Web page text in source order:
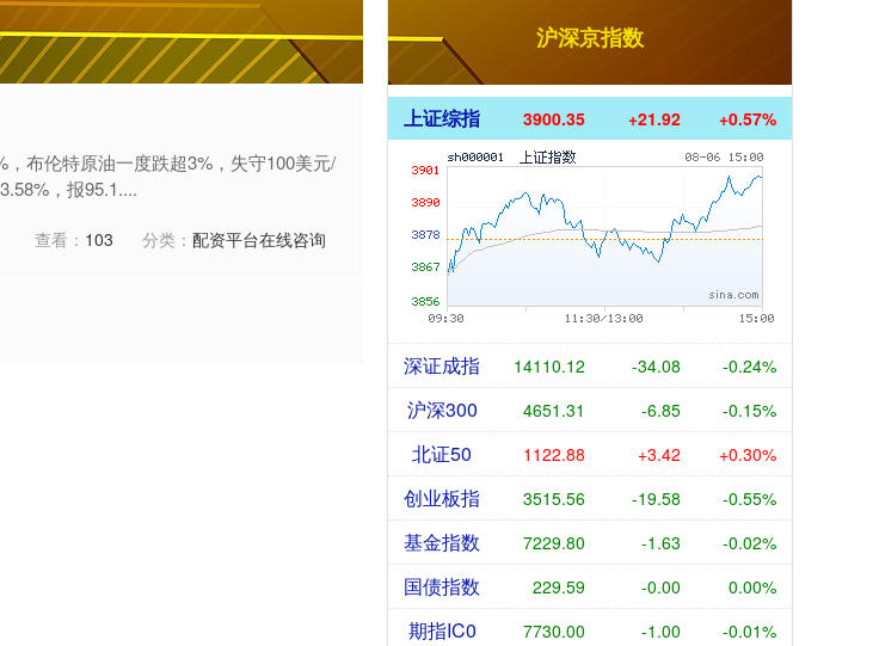
布伦特原油一度跌超3%，失守100美元/
，报95.1....
查看： 103 分类： 配资平台在线咨询
沪深京指数
上证综指 3900.35 +21.92 +0.57%
深证成指 14110.12 -34.08 -0.24%
沪深300 4651.31 -6.85 -0.15%
北证50 1122.88 +3.42 +0.30%
创业板指 3515.56 -19.58 -0.55%
基金指数 7229.80 -1.63 -0.02%
国债指数 229.59 -0.00 0.00%
期指IC0 7730.00 -1.00 -0.01%